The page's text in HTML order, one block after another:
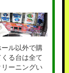
ル以外で購
る台は全て
ーニングい